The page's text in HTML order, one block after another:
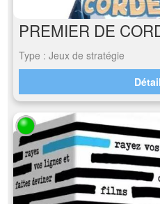
PREMIER DE
Type : Jeux de stratégie